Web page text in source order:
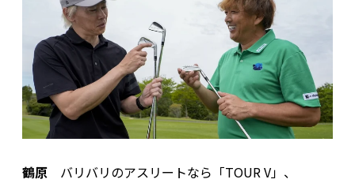
鶴原 バリバリのアスリートなら「TOUR V」、